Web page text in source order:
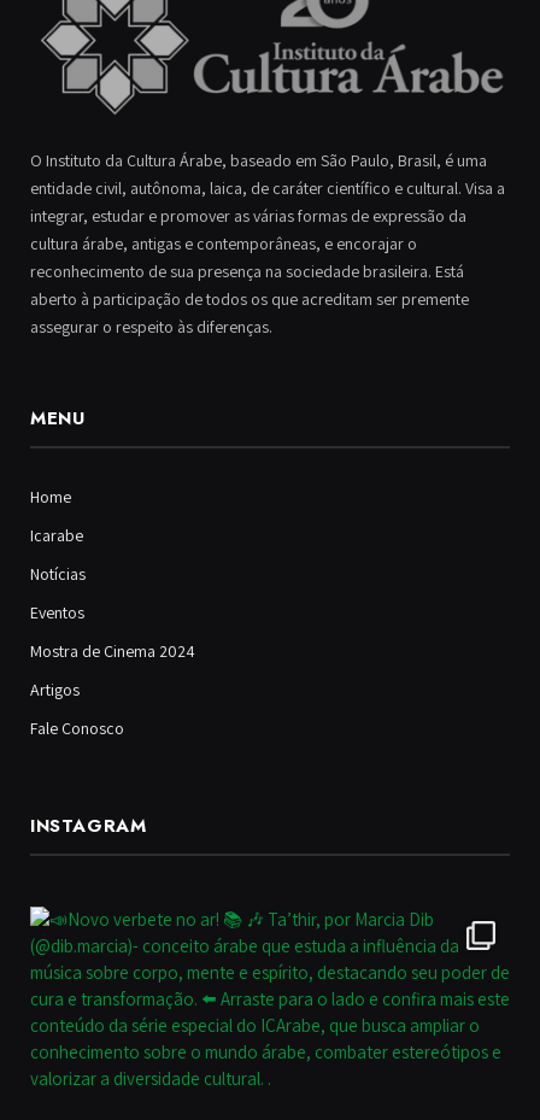
O Instituto da Cultura Árabe, baseado em São Paulo, Brasil, é uma
entidade civil, autônoma, laica, de caráter científico e cultural. Visa a
integrar, estudar e promover as várias formas de expressão da
cultura árabe, antigas e contemporâneas, e encorajar o
reconhecimento de sua presença na sociedade brasileira. Está
aberto à participação de todos os que acreditam ser premente
assegurar o respeito às diferenças.
MENU
Home
Icarabe
Notícias
Eventos
Mostra de Cinema 2024
Artigos
Fale Conosco
INSTAGRAM